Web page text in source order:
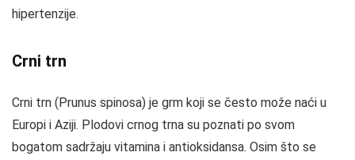
hipertenzije.
Crni trn
Crni trn (Prunus spinosa) je grm koji se često može naći u
Europi i Aziji. Plodovi crnog trna su poznati po svom
bogatom sadržaju vitamina i antioksidansa. Osim što se